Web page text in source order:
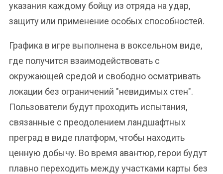
указания каждому бойцу из отряда на удар,
защиту или применение особых способностей.
Графика в игре выполнена в воксельном виде,
где получится взаимодействовать с
окружающей средой и свободно осматривать
локации без ограничений "невидимых стен".
Пользователи будут проходить испытания,
связанные с преодолением ландшафтных
преград в виде платформ, чтобы находить
ценную добычу. Во время авантюр, герои будут
плавно переходить между участками карты без